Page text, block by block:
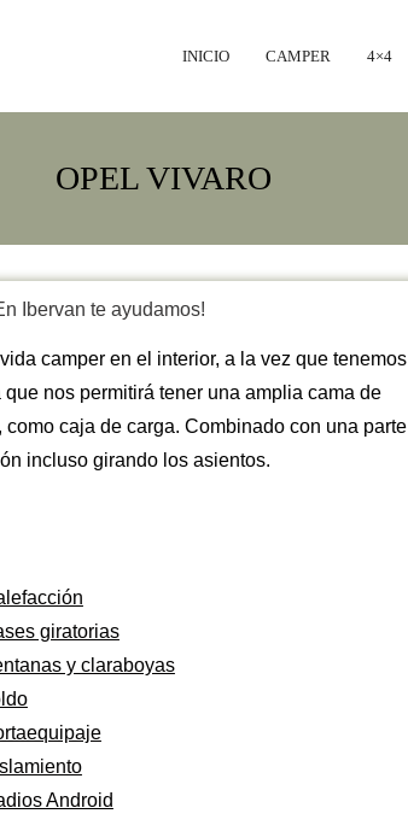
INICIO CAMPER 4×4
OPEL VIVARO
Ibervan te ayudamos!
camper en el interior, a la vez que tenemos
nos permitirá tener una amplia cama de
caja de carga. Combinado con una parte
incluso girando los asientos.
giratorias
y claraboyas
Android